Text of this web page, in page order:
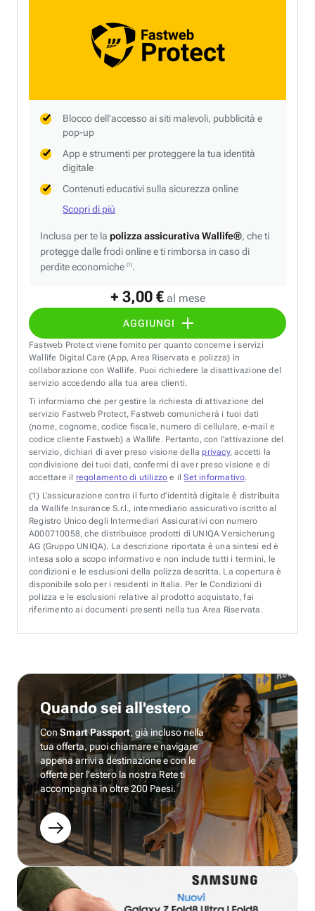
+ 3,00 € al mese
AGGIUNGI
Blocco dell'accesso ai siti malevoli, pubblicità e
pop-up
App e strumenti per proteggere la tua identità
digitale
Contenuti educativi sulla sicurezza online
Scopri di più
Inclusa per te la polizza assicurativa Wallife®, che ti
protegge dalle frodi online e ti rimborsa in caso di
perdite economiche (1).
Fastweb Protect viene fornito per quanto concerne i servizi
Wallife Digital Care (App, Area Riservata e polizza) in
collaborazione con Wallife. Puoi richiedere la disattivazione del
servizio accedendo alla tua area clienti.
Ti informiamo che per gestire la richiesta di attivazione del
servizio Fastweb Protect, Fastweb comunicherà i tuoi dati
(nome, cognome, codice fiscale, numero di cellulare, e-mail e
codice cliente Fastweb) a Wallife. Pertanto, con l’attivazione del
servizio, dichiari di aver preso visione della privacy, accetti la
condivisione dei tuoi dati, confermi di aver preso visione e di
accettare il regolamento di utilizzo e ilSet informativo.
(1) L’assicurazione contro il furto d’identità digitale è distribuita
da Wallife Insurance S.r.l., intermediario assicurativo iscritto al
Registro Unico degli Intermediari Assicurativi con numero
A000710058, che distribuisce prodotti di UNIQA Versicherung
AG (Gruppo UNIQA). La descrizione riportata è una sintesi ed è
intesa solo a scopo informativo e non include tutti i termini, le
condizioni e le esclusioni della polizza descritta. La copertura è
disponibile solo per i residenti in Italia. Per le Condizioni di
polizza e le esclusioni relative al prodotto acquistato, fai
riferimento ai documenti presenti nella tua Area Riservata.
Quando sei all'estero
ConSmart Passport, già incluso nella
tua offerta, puoi chiamare e navigare
appena arrivi a destinazione e con le
offerte per l’estero la nostra Rete ti
accompagna in oltre 200 Paesi.